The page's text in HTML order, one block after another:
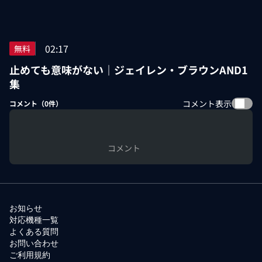
無料 02:17
止めても意味がない｜ジェイレン・ブラウンAND1
集
コメント（0件） コメント表示
コメント
お知らせ
対応機種一覧
よくある質問
お問い合わせ
ご利用規約